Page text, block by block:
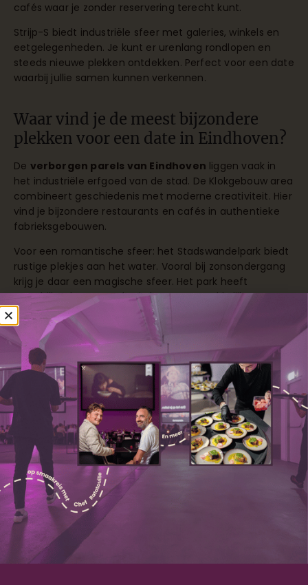
cafés waar je zonder reservering terecht kunt.
Strijp-S biedt industriële sfeer met galeries, winkels en
eetgelegenheden. Je kunt er urenlang rondlopen en
steeds nieuwe plekken ontdekken. Perfect voor een date
waarbij jullie samen kunnen verkennen.
Waar vind je de meest bijzondere
plekken voor een date in Eindhoven?
De verborgen parels van Eindhoven liggen vaak in
het industriële erfgoed van de stad. De Klokgebouw area
combineert geschiedenis met moderne creativiteit. Hier
vind je bijzondere restaurants en cafés in authentieke
fabrieksgebouwen.
Voor een romantische sfeer: het Stadswandelpark biedt
rustige plekjes aan het water. Vooral bij zonsondergang
krijg je daar een magische sfeer. Het park heeft
verschillende routes, dus je kunt er gemakkelijk een paar
uur doorbrengen.
Rooftop bars zoals die in het centrum geven je een
andere kijk op de stad. De hoogte zorgt voor een
bijzondere sfeer en mooie foto’s. Veel van deze plekken
zijn toegankelijk zonder reservering, vooral op
doordeweekse dagen.
Kunstgalerijen in Strijp-S organiseren regelmatig
openingsavonden en exposities. Deze events zijn
meestal gratis toegankelijk en bieden een culturele
ervaring met andere bezoekers om je heen.
Hoe zorg je dat jullie date
onvergetelijk wordt zonder stress?
Een onvergetelijke date zonder stress ontstaat door